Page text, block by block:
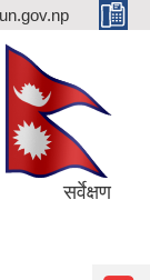
सर्वेक्षण